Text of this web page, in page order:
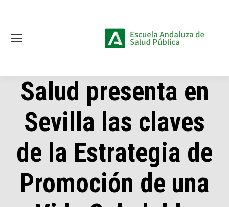
Salud presenta en
Sevilla las claves
de la Estrategia de
Promoción de una